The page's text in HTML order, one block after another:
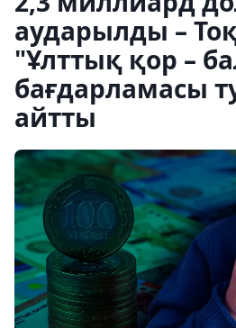
аударылды –
"Ұлттық қор –
бағдарламасы
айтты